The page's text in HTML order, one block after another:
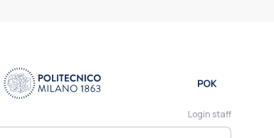
Login staff